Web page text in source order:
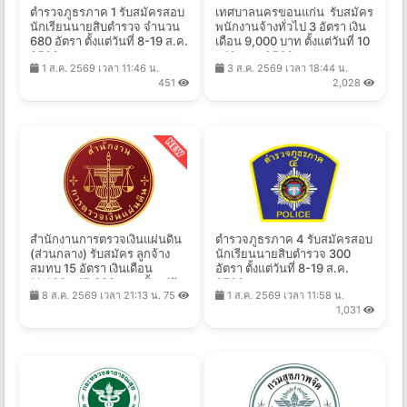
ตำรวจภูธรภาค 1 รับสมัครสอบ
นักเรียนนายสิบตำรวจ จำนวน
680 อัตรา ตั้งแต่วันที่ 8-19 ส.ค.
2569
1 ส.ค. 2569 เวลา 11:46 น.
451
เทศบาลนครขอนแก่น รับสมัคร
พนักงานจ้างทั่วไป 3 อัตรา เงิน
เดือน 9,000 บาท ตั้งแต่วันที่ 10
- 19 ส.ค. 2569
3 ส.ค. 2569 เวลา 18:44 น.
2,028
สำนักงานการตรวจเงินแผ่นดิน
(ส่วนกลาง) รับสมัคร ลูกจ้าง
สมทบ 15 อัตรา เงินเดือน
11,400 - 15,000 บาท ตั้งแต่วัน
ที่ 3-24 ส.ค. 2569
8 ส.ค. 2569 เวลา 21:13 น. 75
ตำรวจภูธรภาค 4 รับสมัครสอบ
นักเรียนนายสิบตำรวจ 300
อัตรา ตั้งแต่วันที่ 8-19 ส.ค.
2569
1 ส.ค. 2569 เวลา 11:58 น.
1,031